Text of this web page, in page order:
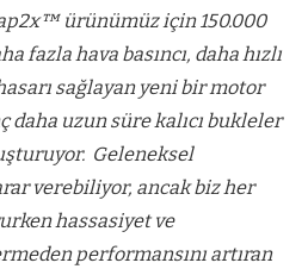
ürünümüz için 150.000
fazla hava basıncı, daha hızlı
sağlayan yeni bir motor
daha uzun süre kalıcı bukleler
Geleneksel
verebiliyor, ancak biz her
hassasiyet ve
performansını artıran